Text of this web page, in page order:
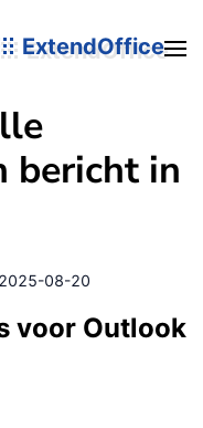
ExtendOffice
bericht in
2025-08-20
voor Outlook